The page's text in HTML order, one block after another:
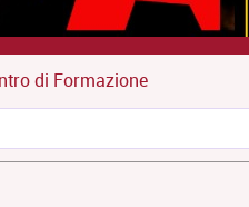
di Formazione